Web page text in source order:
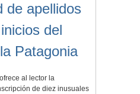
de apellidos
del
Patagonia
al lector la
de diez inusuales